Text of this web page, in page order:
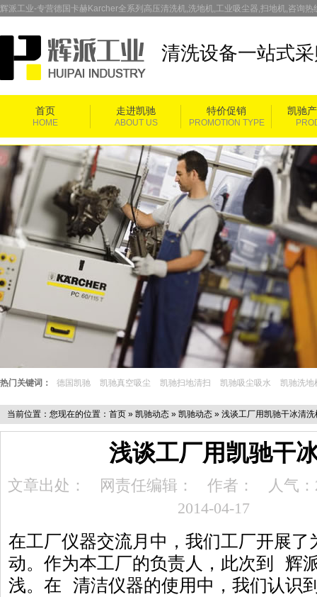
辉派工业-专营德国卡赫Karcher全系列高压清洗机,洗地机,工业吸尘器,扫地机,咨询
清洗设备一站式
首页 走进凯驰 特价促销 凯驰
HOME ABOUT US PROMOTION TYPE
热门关键词： 德国凯驰 凯驰真空吸尘 凯驰扫地清扫 凯驰吸尘吸水 凯驰洗地
当前位置：您现在的位置： 首页 » 凯驰动态 » 凯驰动态 » 浅谈工厂用凯驰干冰清洗
浅谈工厂用凯驰干
文章出处： 网责任编辑： 作者：
人气
2014-04-17
在工厂仪器交流月中，我们工厂开展了
动。作为本工厂的负责人，此次到 辉
浅。在 清洁仪器的使用中，我们认识